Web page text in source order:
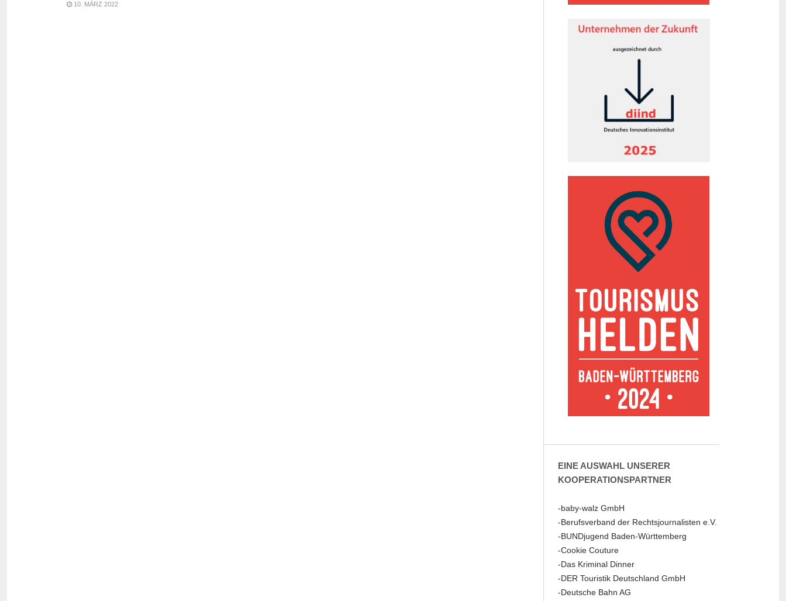
10. MÄRZ 2022
EINE AUSWAHL UNSERER
KOOPERATIONSPARTNER
-baby-walz GmbH
-Berufsverband der Rechtsjournalisten e.V.
-BUNDjugend Baden-Württemberg
-Cookie Couture
-Das Kriminal Dinner
-DER Touristik Deutschland GmbH
-Deutsche Bahn AG